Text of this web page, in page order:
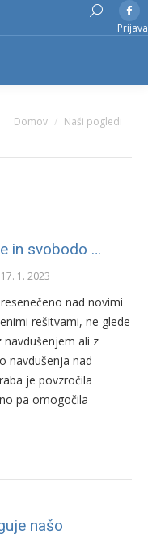
Search:
Prijava
You are here:
Domov Naši pogledi
in svobodo …
17. 1. 2023
nad novimi
rešitvami, ne glede
ali z
navdušenja nad
je povzročila
pa omogočila
našo